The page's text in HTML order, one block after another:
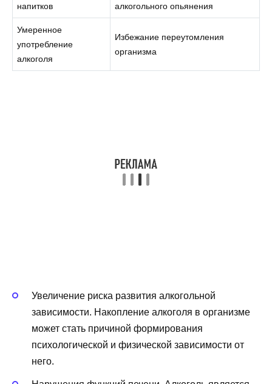
напитков
алкогольного опьянения
Умеренное
употребление
алкоголя
Избежание переутомления
организма
Увеличение риска развития алкогольной
зависимости. Накопление алкоголя в организме
может стать причиной формирования
психологической и физической зависимости от
него.